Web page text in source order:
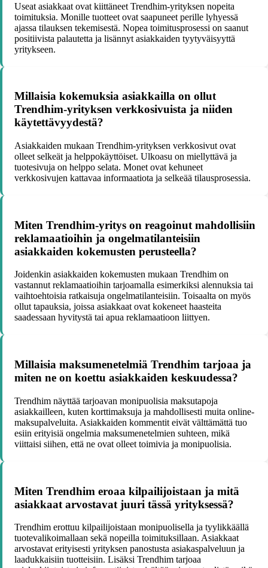
Useat asiakkaat ovat kiittäneet Trendhim-yrityksen nopeita
toimituksia. Monille tuotteet ovat saapuneet perille lyhyessä
ajassa tilauksen tekemisestä. Nopea toimitusprosessi on saanut
positiivista palautetta ja lisännyt asiakkaiden tyytyväisyyttä
yritykseen.
Millaisia kokemuksia asiakkailla on ollut
Trendhim-yrityksen verkkosivuista ja niiden
käytettävyydestä?
Asiakkaiden mukaan Trendhim-yrityksen verkkosivut ovat
olleet selkeät ja helppokäyttöiset. Ulkoasu on miellyttävä ja
tuotesivuja on helppo selata. Monet ovat kehuneet
verkkosivujen kattavaa informaatiota ja selkeää tilausprosessia.
Miten Trendhim-yritys on reagoinut mahdollisiin
reklamaatioihin ja ongelmatilanteisiin
asiakkaiden kokemusten perusteella?
Joidenkin asiakkaiden kokemusten mukaan Trendhim on
vastannut reklamaatioihin tarjoamalla esimerkiksi alennuksia tai
vaihtoehtoisia ratkaisuja ongelmatilanteisiin. Toisaalta on myös
ollut tapauksia, joissa asiakkaat ovat kokeneet haasteita
saadessaan hyvitystä tai apua reklamaatioon liittyen.
Millaisia maksumenetelmiä Trendhim tarjoaa ja
miten ne on koettu asiakkaiden keskuudessa?
Trendhim näyttää tarjoavan monipuolisia maksutapoja
asiakkailleen, kuten korttimaksuja ja mahdollisesti muita online-
maksupalveluita. Asiakkaiden kommentit eivät välttämättä tuo
esiin erityisiä ongelmia maksumenetelmien suhteen, mikä
viittaisi siihen, että ne ovat olleet toimivia ja monipuolisia.
Miten Trendhim eroaa kilpailijoistaan ja mitä
asiakkaat arvostavat juuri tässä yrityksessä?
Trendhim erottuu kilpailijoistaan monipuolisella ja tyylikkäällä
tuotevalikoimallaan sekä nopeilla toimituksillaan. Asiakkaat
arvostavat erityisesti yrityksen panostusta asiakaspalveluun ja
laadukkaisiin tuotteisiin. Lisäksi Trendhim tarjoaa